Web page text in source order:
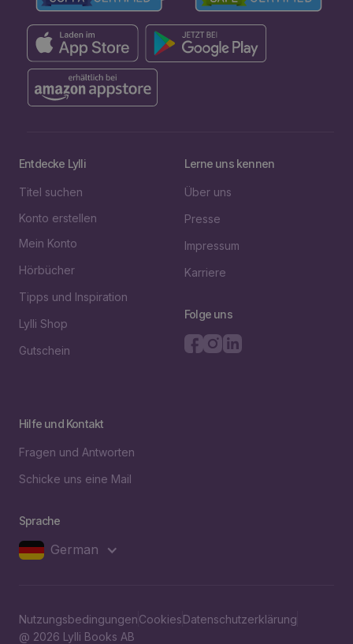
Entdecke Lylli
Titel suchen
Konto erstellen
Mein Konto
Hörbücher
Tipps und Inspiration
Lylli Shop
Gutschein
Lerne uns kennen
Über uns
Presse
Impressum
Karriere
Folge uns
Hilfe und Kontakt
Fragen und Antworten
Schicke uns eine Mail
Sprache
German
NutzungsbedingungenCookiesDatenschutzerklärung
@ 2026 Lylli Books AB